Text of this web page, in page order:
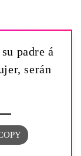
padre á
serán